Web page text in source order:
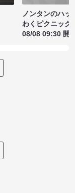
ノンタンのハッ
わくピクニック
08/08 09:30 開